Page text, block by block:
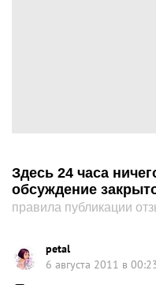
Здесь 24 часа
обсуждение
правила публикации
petal
6 августа 2011 в